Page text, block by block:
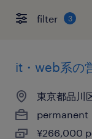
filter 3
it・web系の
東京都品川
permanent
¥266,000